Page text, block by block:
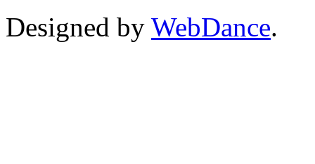
Designed by WebDance.